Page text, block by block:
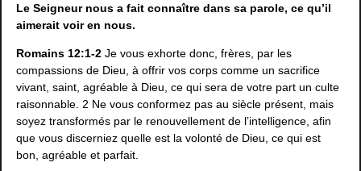
Le Seigneur nous a fait connaître dans sa parole, ce qu’il
aimerait voir en nous.
Romains 12:1-2 Je vous exhorte donc, frères, par les
compassions de Dieu, à offrir vos corps comme un sacrifice
vivant, saint, agréable à Dieu, ce qui sera de votre part un culte
raisonnable. 2 Ne vous conformez pas au siècle présent, mais
soyez transformés par le renouvellement de l’intelligence, afin
que vous discerniez quelle est la volonté de Dieu, ce qui est
bon, agréable et parfait.